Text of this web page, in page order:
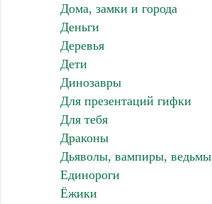
Дома, замки и города
Деньги
Деревья
Дети
Динозавры
Для презентаций гифки
Для тебя
Драконы
Дьяволы, вампиры, ведьмы
Единороги
Ёжики